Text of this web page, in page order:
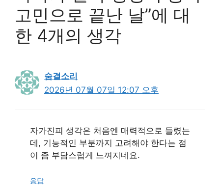
고민으로 끝난 날”에 대
한 4개의 생각
숨결소리
2026년 07월 07일 12:07 오후
자가진피 생각은 처음엔 매력적으로 들렸는
데, 기능적인 부분까지 고려해야 한다는 점
이 좀 부담스럽게 느껴지네요.
응답